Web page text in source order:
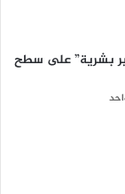
بشرية” على سطح